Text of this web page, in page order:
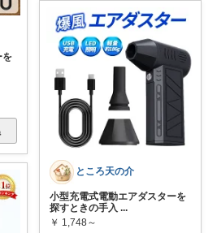
を
ところ天の介
小型充電式電動エアダスターを
探すときの手入 ...
￥ 1,748～